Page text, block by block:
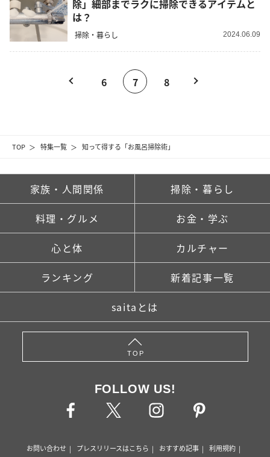
TOP 特集一覧 知って得する「お風呂掃除術」
除」細部までラクに掃除できるアイテムと
は？
掃除・暮らし 2024.06.09
6 7 8
家族・人間関係 掃除・暮らし
料理・グルメ お金・学ぶ
心と体 カルチャー
ランキング 新着記事一覧
saitaとは
TOP
FOLLOW US!
お問い合わせ プレスリリースはこちら おすすめ記事
利用規約